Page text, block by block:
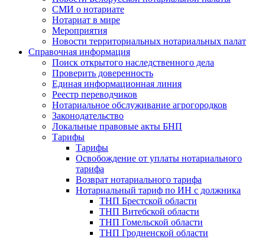
СМИ о нотариате
Нотариат в мире
Мероприятия
Новости территориальных нотариальных палат
Справочная информация
Поиск открытого наследственного дела
Проверить доверенность
Единая информационная линия
Реестр переводчиков
Нотариальное обслуживание агрогородков
Законодательство
Локальные правовые акты БНП
Тарифы
Тарифы
Освобождение от уплаты нотариального
тарифа
Возврат нотариального тарифа
Нотариальный тариф по ИН с должника
ТНП Брестской области
ТНП Витебской области
ТНП Гомельской области
ТНП Гродненской области